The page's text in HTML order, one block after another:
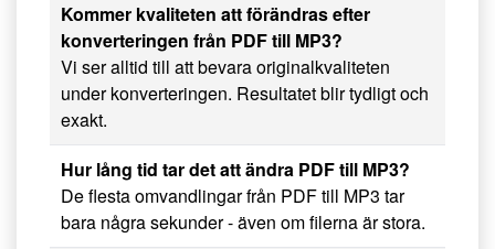
Kommer kvaliteten att förändras efter
konverteringen från PDF till MP3?
Vi ser alltid till att bevara originalkvaliteten
under konverteringen. Resultatet blir tydligt och
exakt.
Hur lång tid tar det att ändra PDF till MP3?
De flesta omvandlingar från PDF till MP3 tar
bara några sekunder - även om filerna är stora.